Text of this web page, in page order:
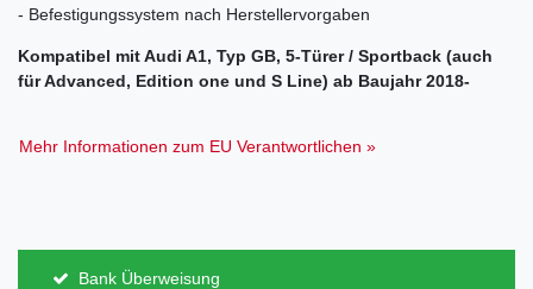
- Befestigungssystem nach Herstellervorgaben
Kompatibel mit Audi A1, Typ GB, 5-Türer / Sportback (auch
für Advanced, Edition one und S Line) ab Baujahr 2018-
Mehr Informationen zum EU Verantwortlichen »
Bank Überweisung